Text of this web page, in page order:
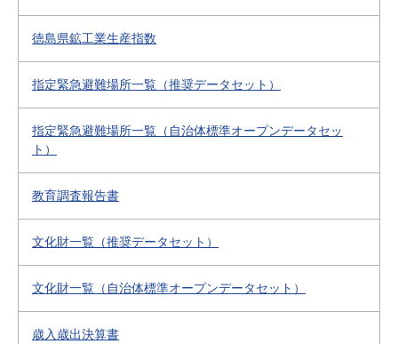
徳島県鉱工業生産指数
指定緊急避難場所一覧（推奨データセット）
指定緊急避難場所一覧（自治体標準オープンデータセッ
ト）
教育調査報告書
文化財一覧（推奨データセット）
文化財一覧（自治体標準オープンデータセット）
歳入歳出決算書